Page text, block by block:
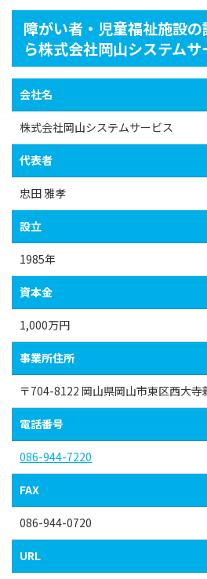
障がい者・児童福祉施設
ら株式会社岡山システム
会社名
株式会社岡山システムサービス
代表者
忠田 雅孝
設立
1985年
資本金
1,000万円
事業所住所
〒704-8122 岡山県岡山市東区西大寺
電話番号
086-944-7220
FAX
086-944-0720
URL